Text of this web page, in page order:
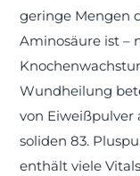
geringe Mengen
Aminosäure ist –
Wundheilung
von Eiweißpulver
soliden 83.
enthält viele